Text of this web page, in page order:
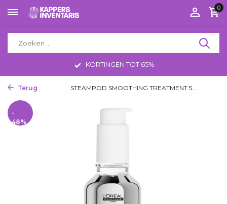
0
KORTINGEN TOT 65%
Terug STEAMPOD SMOOTHING TREATMENT 5...
-
48%